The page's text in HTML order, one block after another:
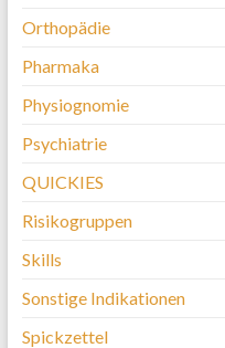
Orthopädie
Pharmaka
Physiognomie
Psychiatrie
QUICKIES
Risikogruppen
Skills
Sonstige Indikationen
Spickzettel